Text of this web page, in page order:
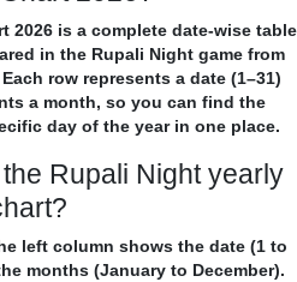
2026 is a complete date-wise table
in the Rupali Night game from
row represents a date (1–31)
a month, so you can find the
day of the year in one place.
Rupali Night yearly
left column shows the date (1 to
months (January to December).